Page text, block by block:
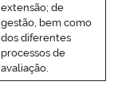
extensão; de
gestão, bem como
dos diferentes
processos de
avaliação.